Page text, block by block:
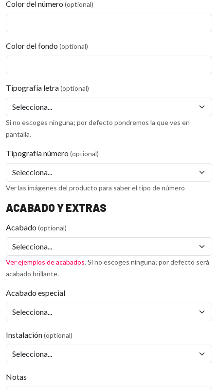
Color del número (optional)
Color del fondo (optional)
Tipografía letra(optional)
Si no escoges ninguna; por defecto pondremos la que ves en
pantalla.
Tipografía número (optional)
Ver las imágenes del producto para saber el tipo de número
ACABADO Y EXTRAS
Acabado (optional)
Ver ejemplos de acabados. Si no escoges ninguna; por defecto será
acabado brillante.
Acabado especial
Instalación(optional)
Notas